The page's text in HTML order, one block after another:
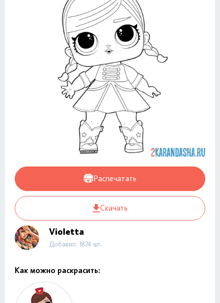
Распечатать
Скачать
Violetta
Добавил: 1874 шт.
Как можно раскрасить: